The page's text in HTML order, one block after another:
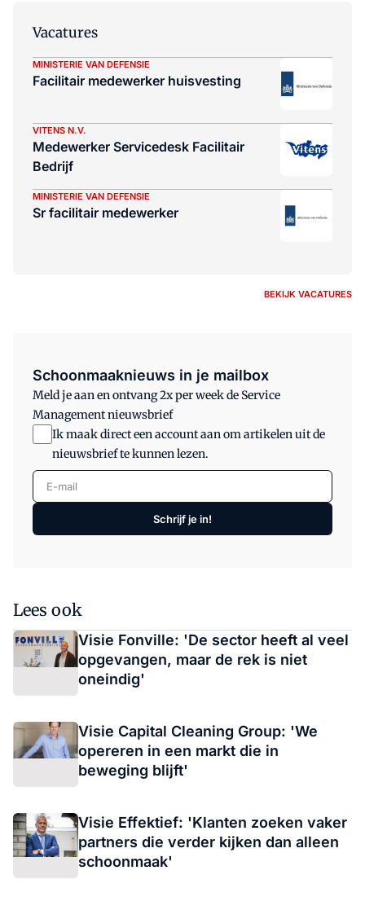
Vacatures
MINISTERIE VAN DEFENSIE
Facilitair medewerker huisvesting
VITENS N.V.
Medewerker Servicedesk Facilitair
Bedrijf
MINISTERIE VAN DEFENSIE
Sr facilitair medewerker
BEKIJK VACATURES
Schoonmaaknieuws in je mailbox
Meld je aan en ontvang 2x per week de Service
Management nieuwsbrief
Ik maak direct een account aan om artikelen uit de
nieuwsbrief te kunnen lezen.
E-mail
Schrijf je in!
Lees ook
Visie Fonville: 'De sector heeft al veel
opgevangen, maar de rek is niet
oneindig'
Visie Capital Cleaning Group: 'We
opereren in een markt die in
beweging blijft'
Visie Effektief: 'Klanten zoeken vaker
partners die verder kijken dan alleen
schoonmaak'